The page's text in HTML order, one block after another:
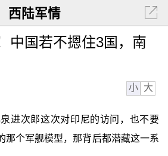
西陆军情
中国若不摁住3国，南
小 大
进次郎这次对印尼的访问，也不要
那个军舰模型，那背后都潜藏这一系